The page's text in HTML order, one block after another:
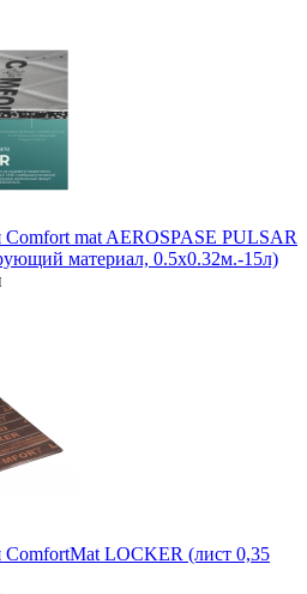
mat AEROSPASE PULSAR
материал, 0.5x0.32м.-15л)
LOCKER (лист 0,35